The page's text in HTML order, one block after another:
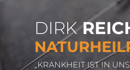
DIRK
„KRANKHEIT IST IN